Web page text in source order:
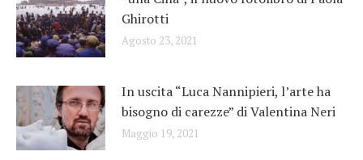
Ghirotti
Agosto 23, 2021
In uscita “Luca Nannipieri, l’arte ha
bisogno di carezze” di Valentina Neri
Maggio 19, 2021